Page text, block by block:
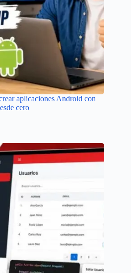
aplicaciones Android con
cero